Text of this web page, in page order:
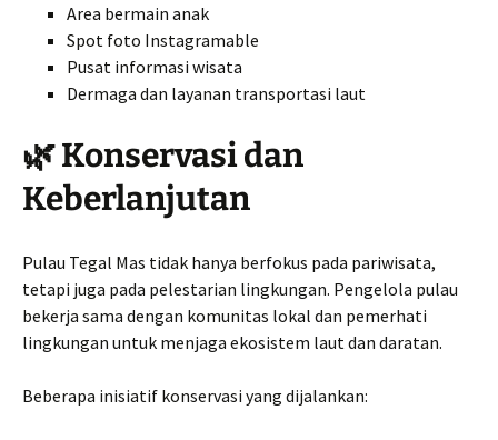
Area bermain anak
Spot foto Instagramable
Pusat informasi wisata
Dermaga dan layanan transportasi laut
🌿 Konservasi dan
Keberlanjutan
Pulau Tegal Mas tidak hanya berfokus pada pariwisata,
tetapi juga pada pelestarian lingkungan. Pengelola pulau
bekerja sama dengan komunitas lokal dan pemerhati
lingkungan untuk menjaga ekosistem laut dan daratan.
Beberapa inisiatif konservasi yang dijalankan: